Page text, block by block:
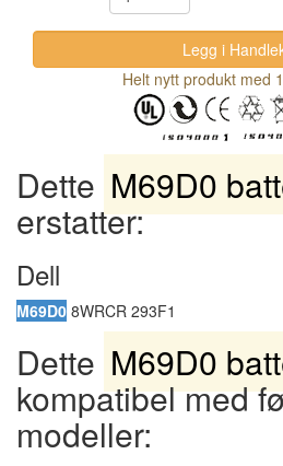
Helt nytt produkt med
Dette M69D0
erstatter:
Dell
M69D0 8WRCR 293F1
Dette M69D0
kompatibel med
modeller: